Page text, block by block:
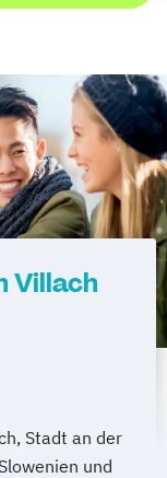
Villach
Stadt an der
und